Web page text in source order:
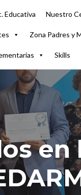
Educativa Nuestro
Zona Padres y
Skills
en